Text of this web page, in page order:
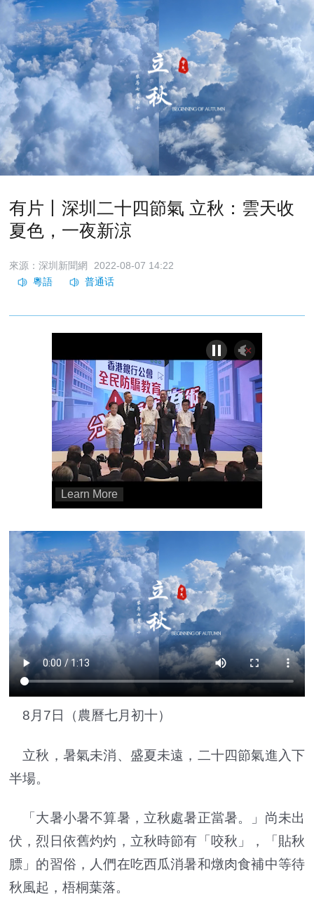
有片丨深圳二十四節氣 立秋：雲天收
夏色，一夜新涼
來源：深圳新聞網 2022-08-07 14:22
8月7日（農曆七月初十）
立秋，暑氣未消、盛夏未遠，二十四節氣進入下
半場。
「大暑小暑不算暑，立秋處暑正當暑。」尚未出
伏，烈日依舊灼灼，立秋時節有「咬秋」，「貼秋
膘」的習俗，人們在吃西瓜消暑和燉肉食補中等待
秋風起，梧桐葉落。